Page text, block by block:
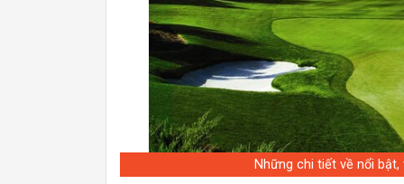
Những chi tiết về nổi